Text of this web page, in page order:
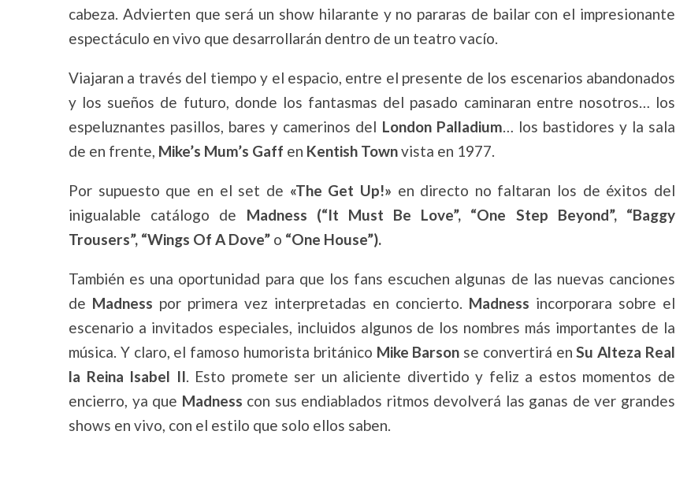
cabeza. Advierten que será un show hilarante y no pararas de bailar con el impresionante
espectáculo en vivo que desarrollarán dentro de un teatro vacío.
Viajaran a través del tiempo y el espacio, entre el presente de los escenarios abandonados
y los sueños de futuro, donde los fantasmas del pasado caminaran entre nosotros… los
espeluznantes pasillos, bares y camerinos del London Palladium… los bastidores y la sala
de en frente, Mike’s Mum’s Gaff en Kentish Townvista en 1977.
Por supuesto que en el set de «The Get Up!» en directo no faltaran los de éxitos del
inigualable catálogo de Madness (“It Must Be Love”, “One Step Beyond”, “Baggy
Trousers”, “Wings Of A Dove” o “One House”).
También es una oportunidad para que los fans escuchen algunas de las nuevas canciones
de Madness por primera vez interpretadas en concierto. Madness incorporara sobre el
escenario a invitados especiales, incluidos algunos de los nombres más importantes de la
música. Y claro, el famoso humorista británico Mike Barson se convertirá enSu Alteza Real
la Reina Isabel II. Esto promete ser un aliciente divertido y feliz a estos momentos de
encierro, ya que Madness con sus endiablados ritmos devolverá las ganas de ver grandes
shows en vivo, con el estilo que solo ellos saben.